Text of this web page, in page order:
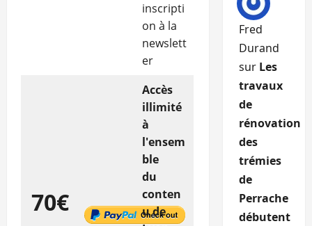
inscripti
on à la
newslett
er
70€
Accès
illimité
à
l'ensem
ble
du
conten
u de
Fred
Durand
sur Les
travaux
de
rénovation
des
trémies
de
Perrache
débutent